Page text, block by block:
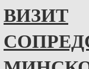
ВИЗИТ